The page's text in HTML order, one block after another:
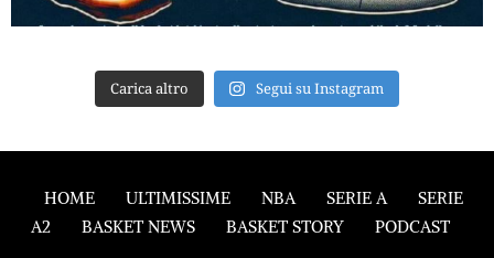
Carica altro Segui su Instagram
HOME ULTIMISSIME NBA SERIE A
SERIE
A2
BASKET NEWS BASKET STORY PODCAST